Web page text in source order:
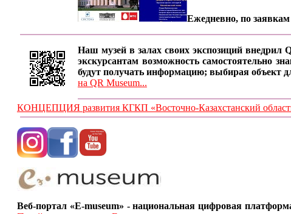
Ежедневно, по заявкам
Наш музей в залах своих экспозиций внедрил
экскурсантам возможность самостоятельно
будут получать информацию; выбирая объект
на QR Museum...
КОНЦЕПЦИЯ развития КГКП «Восточно-Казахстанский
Веб-портал «E-museum» - национальная цифровая